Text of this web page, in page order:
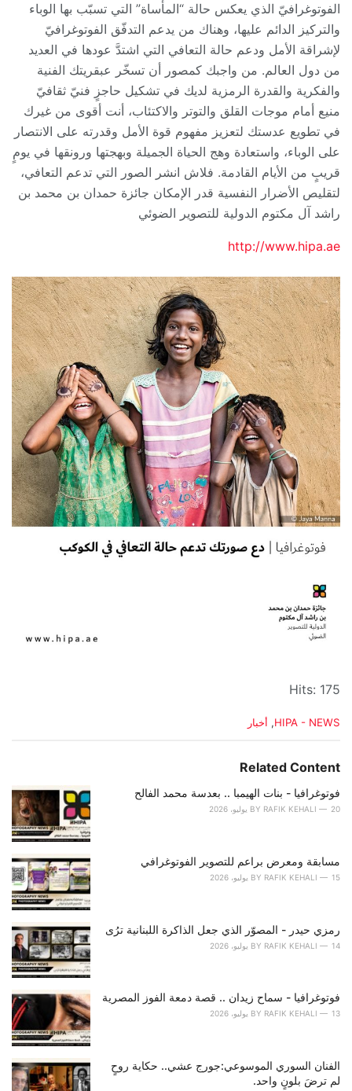
الفوتوغرافيّ الذي يعكس حالة “المأساة” التي تسبّب بها الوباء
والتركيز الدائم عليها، وهناك من يدعم التدفّق الفوتوغرافيّ
لإشراقة الأمل ودعم حالة التعافي التي اشتدَّ عودها في العديد
من دول العالم. من واجبك كمصور أن تسخّر عبقريتك الفنية
والفكرية والقدرة الرمزية لديك في تشكيل حاجزٍ فنيّ ثقافيّ
منيع أمام موجات القلق والتوتر والاكتئاب، أنت أقوى من غيرك
في تطويع عدستك لتعزيز مفهوم قوة الأمل وقدرته على الانتصار
على الوباء، واستعادة وهج الحياة الجميلة وبهجتها ورونقها في يومٍ
قريبٍ من الأيام القادمة. فلاش انشر الصور التي تدعم التعافي،
لتقليص الأضرار النفسية قدر الإمكان جائزة حمدان بن محمد بن
راشد آل مكتوم الدولية للتصوير الضوئي
http://www.hipa.ae
Hits: 175
C
e
o
r
:
HIPA - NEWS
, أخبار
Related Content
فوتوغرافيا - بنات الهيمبا .. بعدسة محمد الفالح
BY RAFIK KEHALI 20 يوليو، 2026
مسابقة ومعرض براعم للتصوير الفوتوغرافي
BY RAFIK KEHALI 15 يوليو، 2026
رمزي حيدر - المصوّر الذي جعل الذاكرة اللبنانية ترُى
BY RAFIK KEHALI 14 يوليو، 2026
فوتوغرافيا - سماح زيدان .. قصة دمعة الفوز المصرية
BY RAFIK KEHALI 13 يوليو، 2026
الفنان السوري الموسوعي:جورج عشي.. حكاية روحٍ
لم ترضَ بلونٍ واحد.